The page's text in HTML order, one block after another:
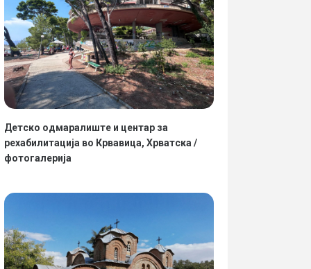
ПОВЕЌЕ
Вчера министерот за
обзнани конечната
Детско одмаралиште и центар за
рехабилитација во Крвавица, Хрватска /
фотогалерија